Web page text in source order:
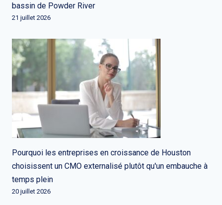
bassin de Powder River
21 juillet 2026
Pourquoi les entreprises en croissance de Houston
choisissent un CMO externalisé plutôt qu'un embauche à
temps plein
20 juillet 2026